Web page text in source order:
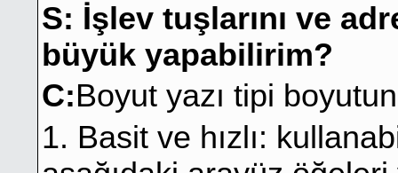
S: İşlev tuşlarını ve
büyük yapabilirim?
C:Boyut yazı tipi
1. Basit ve hızlı: